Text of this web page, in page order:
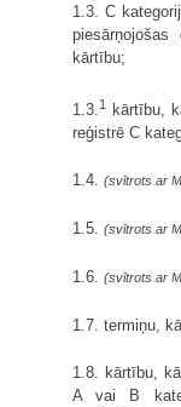
1.3. C
kārtību;
1.3.1
kārtību,
reģistrē C
1.4. (svītrots ar
1.5. (svītrots ar
1.6. (svītrots ar
1.7. termiņu,
1.8. kārtību,
A vai B